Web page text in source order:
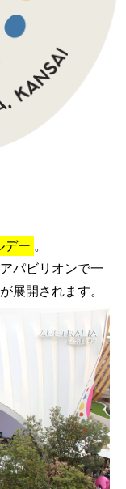
デー 。
パビリオンで一
展開されます。